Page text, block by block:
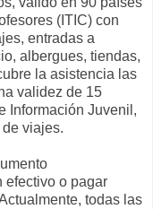
(ITIC) con
entradas a
albergues, tiendas,
la asistencia las
validez de 15
Información Juvenil,
viajes.
efectivo o pagar
todas las